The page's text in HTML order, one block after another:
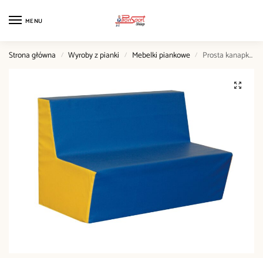
MENU
Strona główna / Wyroby z pianki / Mebelki piankowe / Prosta kanapka skaj 80cm